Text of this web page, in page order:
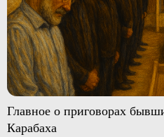
Главное о приговорах
Карабаха